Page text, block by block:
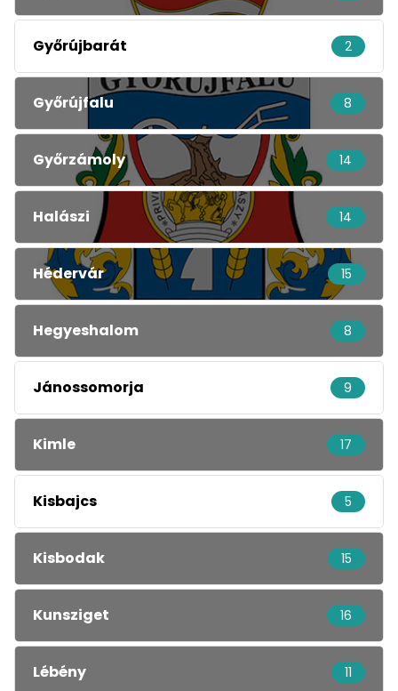
Győrújbarát 2
Győrújfalu 8
Győrzámoly 14
Halászi 14
Hédervár 15
Hegyeshalom 8
Jánossomorja 9
Kimle 17
Kisbajcs 5
Kisbodak 15
Kunsziget 16
Lébény 11